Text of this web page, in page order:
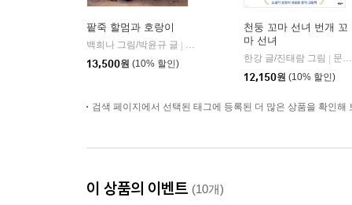
팥죽 할멈과 호랑이
백희나 그림/박윤규 글
시공주니어
13,500원 (10% 할인)
천둥 꼬마 선녀 번개 꼬
마 선녀
한강 글/진태람 그림
문학동네
12,150원 (10% 할인)
검색 페이지에서 선택된 태그에 등록된 더 많은 상품을 확인해
이 상품의 이벤트 (10개)